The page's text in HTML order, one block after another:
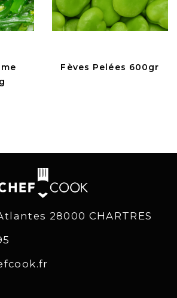
Fèves Pelées 600gr
28000 CHARTRES